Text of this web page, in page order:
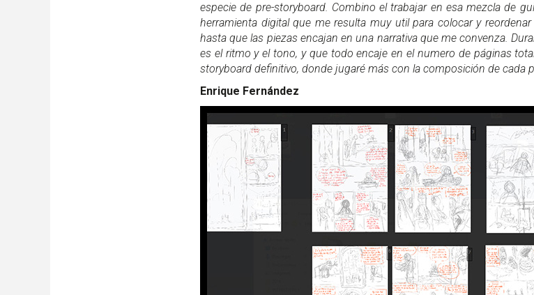
especie de pre-storyboard. Combino el trabajar en esa mezcla de
herramienta digital que me resulta muy util para colocar y
hasta que las piezas encajan en una narrativa que me convenza.
es el ritmo y el tono, y que todo encaje en el numero de páginas
storyboard definitivo, donde jugaré más con la composición de cada
Enrique Fernández